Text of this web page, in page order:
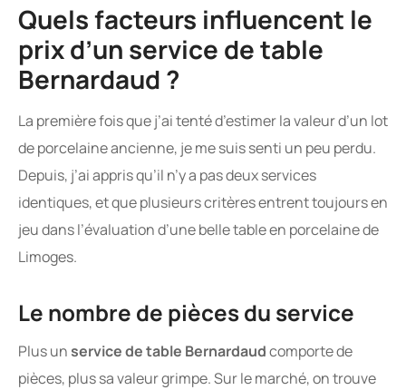
Quels facteurs influencent le
prix d’un service de table
Bernardaud ?
La première fois que j’ai tenté d’estimer la valeur d’un lot
de porcelaine ancienne, je me suis senti un peu perdu.
Depuis, j’ai appris qu’il n’y a pas deux services
identiques, et que plusieurs critères entrent toujours en
jeu dans l’évaluation d’une belle table en porcelaine de
Limoges.
Le nombre de pièces du service
Plus un service de table Bernardaudcomporte de
pièces, plus sa valeur grimpe. Sur le marché, on trouve